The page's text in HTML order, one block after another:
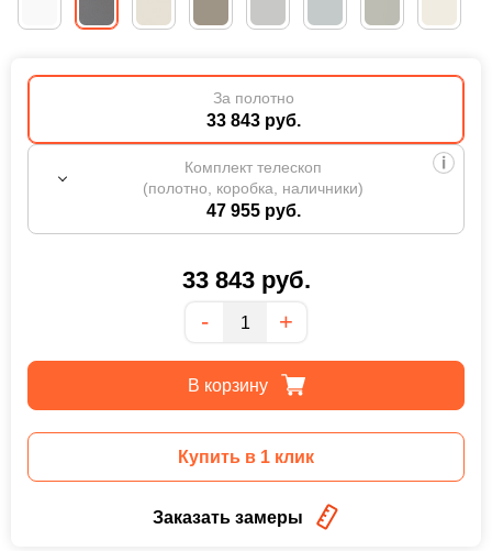
33 843руб.
Количество
- +
За полотно
33 843 руб.
Комплект телескоп
(полотно, коробка, наличники)
47 955 руб.
В корзину
Купить в 1 клик
Заказать замеры